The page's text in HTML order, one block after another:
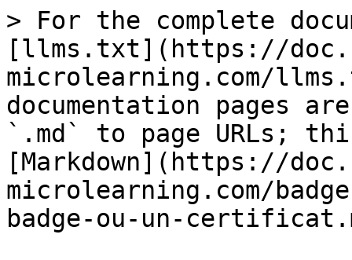
> For the complete
[llms.txt](https://
microlearning.com/
documentation pages
`.md` to page URLs;
[Markdown](https://
microlearning.com/
badge-ou-un-